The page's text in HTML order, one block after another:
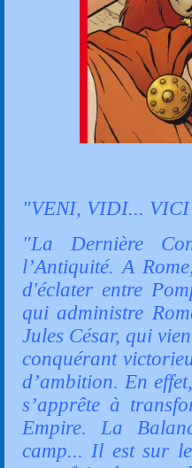
"VENI, VIDI...
"La Dernière
l’Antiquité. A
d'éclater entre
qui administre
Jules César, qui
conquérant
d’ambition. En
s’apprête à
Empire. La
camp... Il est sur